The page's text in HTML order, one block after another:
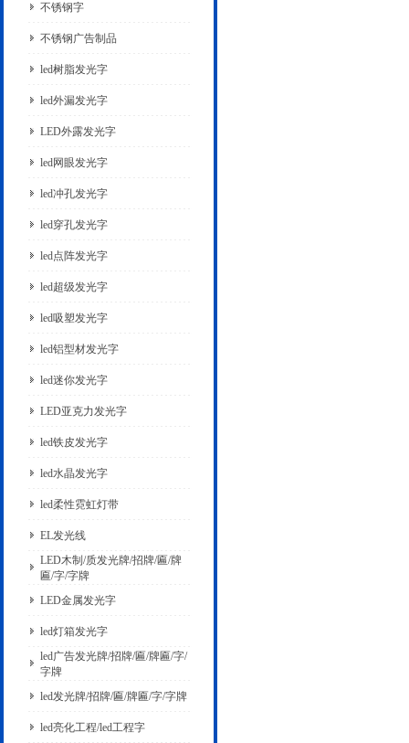
不锈钢字
不锈钢广告制品
led树脂发光字
led外漏发光字
LED外露发光字
led网眼发光字
led冲孔发光字
led穿孔发光字
led点阵发光字
led超级发光字
led吸塑发光字
led铝型材发光字
led迷你发光字
LED亚克力发光字
led铁皮发光字
led水晶发光字
led柔性霓虹灯带
EL发光线
LED木制/质发光牌/招牌/匾/牌
匾/字/字牌
LED金属发光字
led灯箱发光字
led广告发光牌/招牌/匾/牌匾/字/
字牌
led发光牌/招牌/匾/牌匾/字/字牌
led亮化工程/led工程字